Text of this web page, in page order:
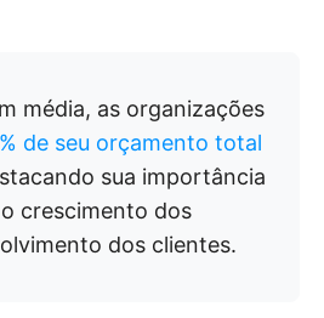
média, as organizações
de seu orçamento total
sua importância
crescimento dos
dos clientes.